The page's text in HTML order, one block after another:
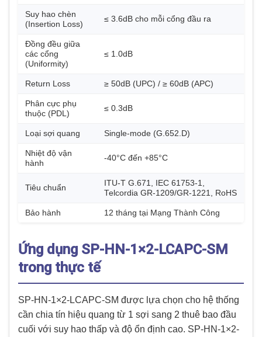
Suy hao chèn
(Insertion Loss)
≤ 3.6dB cho mỗi cổng đầu ra
Đồng đều giữa
các cổng
(Uniformity)
≤ 1.0dB
Return Loss ≥ 50dB (UPC) / ≥ 60dB (APC)
Phân cực phụ
thuộc (PDL)
≤ 0.3dB
Loại sợi quang Single-mode (G.652.D)
Nhiệt độ vận
hành
-40°C đến +85°C
Tiêu chuẩn
ITU-T G.671, IEC 61753-1,
Telcordia GR-1209/GR-1221, RoHS
Bảo hành 12 tháng tại Mạng Thành Công
Ứng dụng SP-HN-1×2-LCAPC-SM
trong thực tế
SP-HN-1×2-LCAPC-SM được lựa chọn cho hệ thống
cần chia tín hiệu quang từ 1 sợi sang 2 thuê bao đầu
cuối với suy hao thấp và độ ổn định cao. SP-HN-1×2-